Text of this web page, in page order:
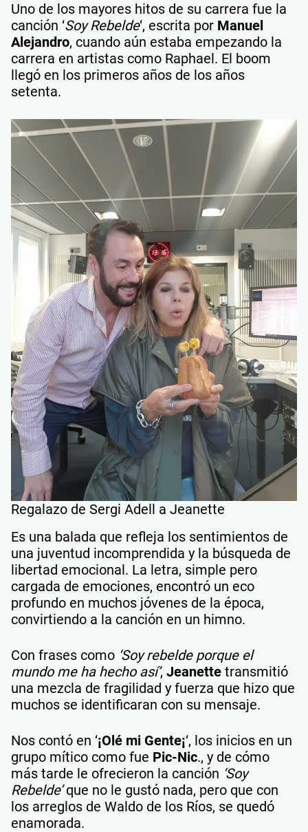
Uno de los mayores hitos de su carrera fue la
canción ‘Soy Rebelde‘, escrita por Manuel
Alejandro, cuando aún estaba empezando la
carrera en artistas como Raphael. El boom
llegó en los primeros años de los años
setenta.
Regalazo de Sergi Adell a Jeanette
Es una balada que refleja los sentimientos de
una juventud incomprendida y la búsqueda de
libertad emocional. La letra, simple pero
cargada de emociones, encontró un eco
profundo en muchos jóvenes de la época,
convirtiendo a la canción en un himno.
Con frases como ‘Soy rebelde porque el
mundo me ha hecho así’, Jeanette transmitió
una mezcla de fragilidad y fuerza que hizo que
muchos se identificaran con su mensaje.
Nos contó en ‘¡Olé mi Gente¡‘, los inicios en un
grupo mítico como fue Pic-Nic., y de cómo
más tarde le ofrecieron la canción ‘Soy
Rebelde’que no le gustó nada, pero que con
los arreglos de Waldo de los Ríos, se quedó
enamorada.